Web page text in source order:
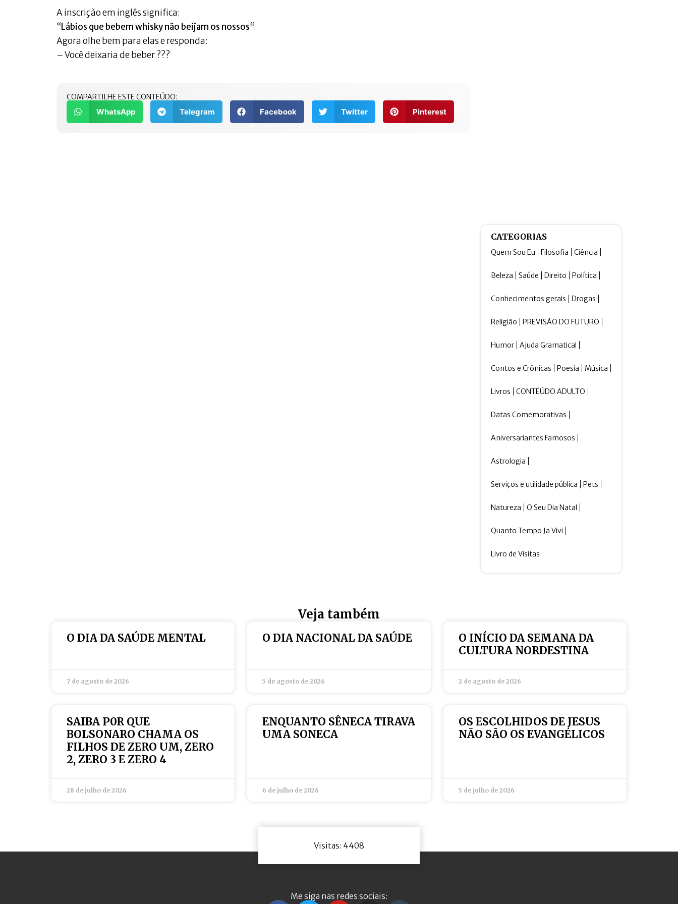
A inscrição em inglês significa:
“Lábios que bebem whisky não beijam os nossos“.
Agora olhe bem para elas e responda:
– Você deixaria de beber ???
COMPARTILHE ESTE CONTEÚDO:
WhatsApp Telegram Facebook Twitter Pinterest
CATEGORIAS
Quem Sou Eu Filosofia Ciência
Beleza Saúde Direito Política
Conhecimentos gerais Drogas
Religião PREVISÃO DO FUTURO
Humor Ajuda Gramatical
Contos e Crônicas Poesia Música
Livros CONTEÚDO ADULTO
Datas Comemorativas
Aniversariantes Famosos
Astrologia
Serviços e utilidade pública Pets
Natureza O Seu Dia Natal
Quanto Tempo Ja Vivi
Livro de Visitas
Veja também
O DIA DA SAÚDE MENTAL
7 de agosto de 2026
O DIA NACIONAL DA SAÚDE
5 de agosto de 2026
O INÍCIO DA SEMANA DA
CULTURA NORDESTINA
2 de agosto de 2026
SAIBA P0R QUE
BOLSONARO CHAMA OS
FILHOS DE ZERO UM, ZERO
2, ZERO 3 E ZERO 4
28 de julho de 2026
ENQUANTO SÊNECA TIRAVA
UMA SONECA
6 de julho de 2026
OS ESCOLHIDOS DE JESUS
NÃO SÃO OS EVANGÉLICOS
5 de julho de 2026
Visitas: 4408
Me siga nas redes sociais: